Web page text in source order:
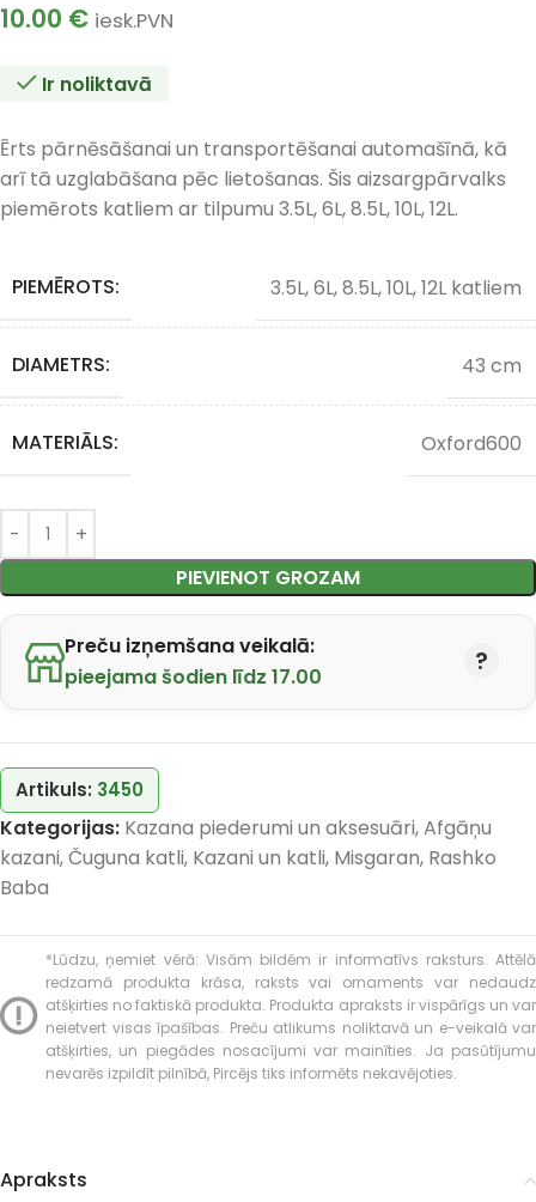
10.00 € iesk.PVN
Ir noliktavā
Ērts pārnēsāšanai un transportēšanai automašīnā, kā
arī tā uzglabāšana pēc lietošanas. Šis aizsargpārvalks
piemērots katliem ar tilpumu 3.5L, 6L, 8.5L, 10L, 12L.
PIEMĒROTS: 3.5L, 6L, 8.5L, 10L, 12L katliem
DIAMETRS: 43 cm
MATERIĀLS: Oxford600
PIEVIENOT GROZAM
Preču izņemšana veikalā:
pieejama šodien līdz 17.00
Artikuls: 3450
Kategorijas: Kazana piederumi un aksesuāri,Afgāņu
kazani,Čuguna katli, Kazani un katli, Misgaran, Rashko
Baba
*Lūdzu, ņemiet vērā: Visām bildēm ir informatīvs raksturs. Attēlā
redzamā produkta krāsa, raksts vai ornaments var nedaudz
atšķirties no faktiskā produkta. Produkta apraksts ir vispārīgs un var
neietvert visas īpašības. Preču atlikums noliktavā un e-veikalā var
atšķirties, un piegādes nosacījumi var mainīties. Ja pasūtījumu
nevarēs izpildīt pilnībā, Pircējs tiks informēts nekavējoties.
Apraksts